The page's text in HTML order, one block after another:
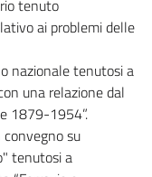
tenuto
ai problemi delle
nazionale tenutosi a
una relazione dal
1879-1954”.
su
tenutosi a